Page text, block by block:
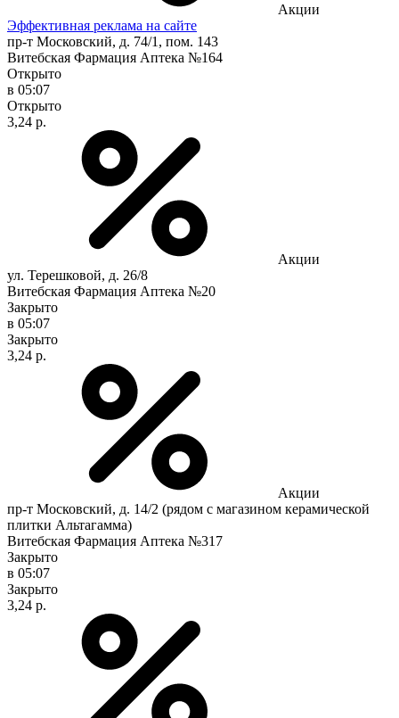
Акции
Эффективная реклама на сайте
пр-т Московский, д. 74/1, пом. 143
Витебская Фармация Аптека №164
Открыто
в 05:07
Открыто
3,24 р.
Акции
ул. Терешковой, д. 26/8
Витебская Фармация Аптека №20
Закрыто
в 05:07
Закрыто
3,24 р.
Акции
пр-т Московский, д. 14/2 (рядом с магазином керамической
плитки Альтагамма)
Витебская Фармация Аптека №317
Закрыто
в 05:07
Закрыто
3,24 р.